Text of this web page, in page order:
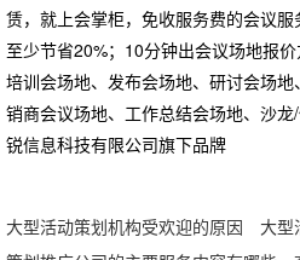
赁，就上会掌柜，免收服务费的会议
至少节省20%；10分钟出会议场地报价
培训会场地、发布会场地、研讨会场
销商会议场地、工作总结会场地、沙
锐信息科技有限公司旗下品牌
大型活动策划机构受欢迎的原因
大型